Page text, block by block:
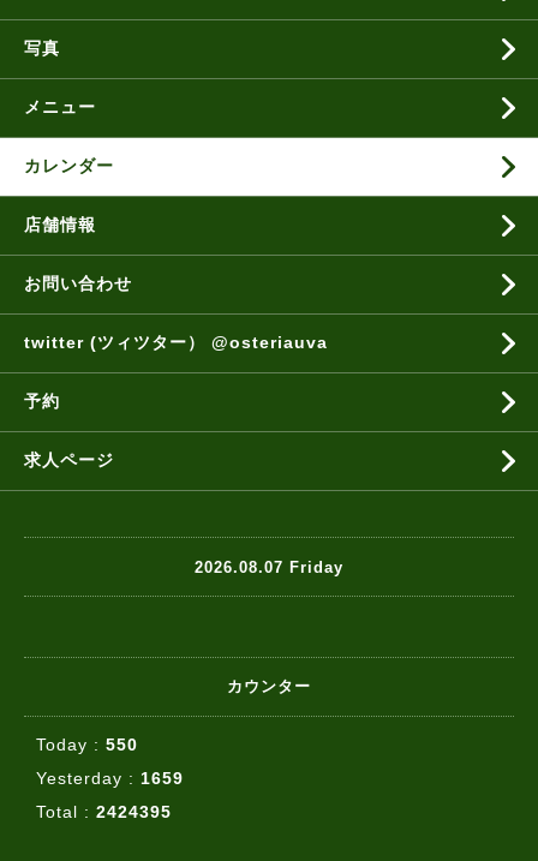
写真
メニュー
カレンダー
店舗情報
お問い合わせ
twitter (ツィツター） @osteriauva
予約
求人ページ
2026.08.07 Friday
カウンター
Today : 550
Yesterday : 1659
Total : 2424395